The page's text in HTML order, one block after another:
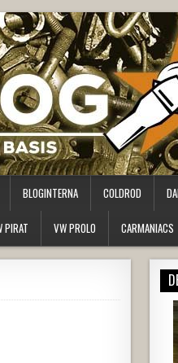
BLOGINTERNA COLDROD
PIRAT VW PROLO CARMANIACS